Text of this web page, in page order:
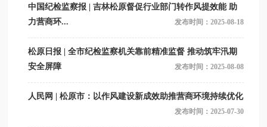
中国纪检监察报 | 吉林松原督促行业部门转作风提效能 助
力营商环...
发布时间：2025-08-18
松原日报 | 全市纪检监察机关靠前精准监督 推动筑牢汛期
安全屏障
发布时间：2025-08-08
人民网 | 松原市：以作风建设新成效助推营商环境持续优化
发布时间：2025-07-30